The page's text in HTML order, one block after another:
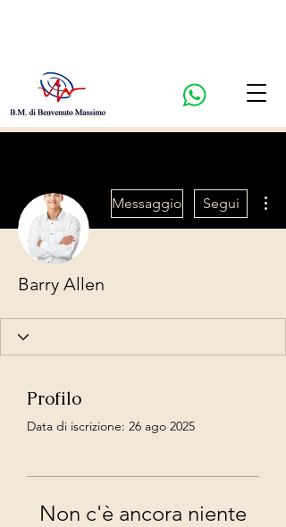
Messaggio Segui
Barry Allen
Profilo
Data di iscrizione: 26 ago 2025
Non c'è ancora niente